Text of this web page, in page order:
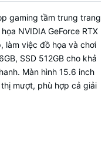
gaming tầm trung trang
NVIDIA GeForce RTX
làm việc đồ họa và chơi
SSD 512GB cho khả
Màn hình 15.6 inch
mượt, phù hợp cả giải